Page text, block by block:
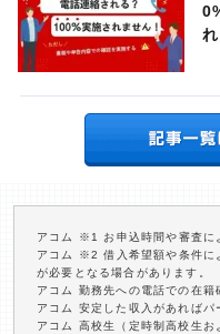
アコム ※1 お申込時間や審査に
アコム ※2 借入希望額や条件に
が必要となる場合があります。
アコム 勤務先への電話での在籍
アコム 安定した収入があればパ
アコム 高校生（定時制高校生